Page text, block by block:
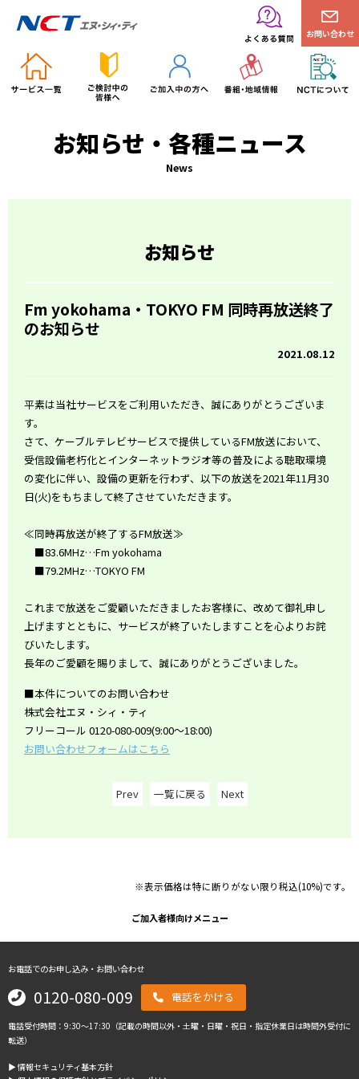
お問い合わせ
お知らせ・各種ニュース
News
お知らせ
Fm yokohama・TOKYO FM 同時再放送終了
のお知らせ
2021.08.12
平素は当社サービスをご利用いただき、誠にありがとうございま
す。
さて、ケーブルテレビサービスで提供しているFM放送において、
受信設備老朽化とインターネットラジオ等の普及による聴取環境
の変化に伴い、設備の更新を行わず、以下の放送を2021年11月30
日(火)をもちまして終了させていただきます。
≪同時再放送が終了するFM放送≫
■83.6MHz…Fm yokohama
■79.2MHz…TOKYO FM
これまで放送をご愛顧いただきましたお客様に、改めて御礼申し
上げますとともに、サービスが終了いたしますことを心よりお詫
びいたします。
長年のご愛顧を賜りまして、誠にありがとうございました。
■本件についてのお問い合わせ
株式会社エヌ・シィ・ティ
フリーコール 0120-080-009(9:00～18:00)
お問い合わせフォームはこちら
Prev 一覧に戻る Next
※表示価格は特に断りがない限り税込(10%)です。
ご加入者様向けメニュー
お電話でのお申し込み・お問い合わせ
0120-080-009 電話をかける
電話受付時間：9:30～17:30（記載の時間以外・土曜・日曜・祝日・指定休業日は時間外受付に
転送）
▶︎ 情報セキュリティ基本方針